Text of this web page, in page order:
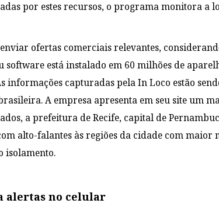
por estes recursos, o programa monitora a
ofertas comerciais relevantes,
software está instalado em 60 milhões de
informações capturadas pela In Loco estão
A empresa apresenta em seu site um
a prefeitura de Recife, capital de
alto-falantes às regiões da cidade com
isolamento.
alertas no celular